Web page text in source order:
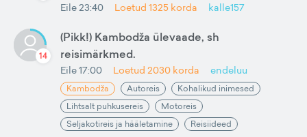
Eile 23:40 Loetud 1325 korda kalle157
14
(Pikk!) Kambodža ülevaade, sh
reisimärkmed.
Eile 17:00 Loetud 2030 korda endeluu
Kambodža Autoreis
Kohalikud inimesed
Lihtsalt puhkusereis
Motoreis
Seljakotireis ja hääletamine
Reisiideed